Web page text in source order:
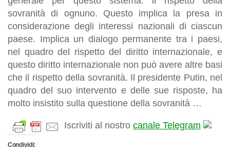
sovranità di ognuno. Questo implica la presa in
considerazione degli interessi nazionali di ciascun
paese. Implica un dialogo permanente tra i paesi,
nel quadro del rispetto del diritto internazionale, e
questo diritto internazionale non può avere altre basi
che il rispetto della sovranità. Il presidente Putin, nel
quadro del suo intervento e delle sue risposte, ha
molto insistito sulla questione della sovranità …
Iscriviti al nostro canale Telegram
Condividi: